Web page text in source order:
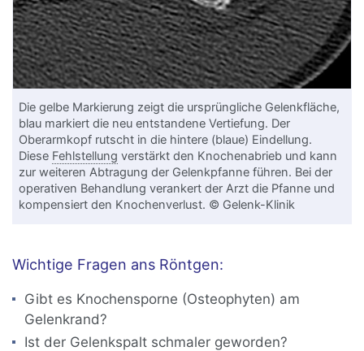
Die gelbe Markierung zeigt die ursprüngliche Gelenkfläche,
blau markiert die neu entstandene Vertiefung. Der
Oberarmkopf rutscht in die hintere (blaue) Eindellung.
Diese Fehlstellung verstärkt den Knochenabrieb und kann
zur weiteren Abtragung der Gelenkpfanne führen. Bei der
operativen Behandlung verankert der Arzt die Pfanne und
kompensiert den Knochenverlust. © Gelenk-Klinik
Wichtige Fragen ans Röntgen:
Gibt es Knochensporne (Osteophyten) am
Gelenkrand?
Ist der Gelenkspalt schmaler geworden?